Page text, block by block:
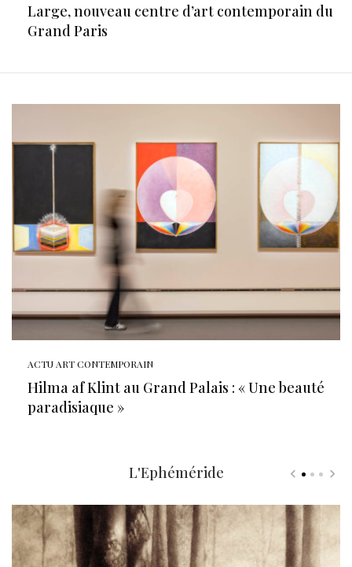
Large, nouveau centre d’art contemporain du
Grand Paris
ACTU ART CONTEMPORAIN
Hilma af Klint au Grand Palais : « Une beauté
paradisiaque »
L'Ephéméride